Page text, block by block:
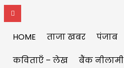
HOME ताजा खबर पंजाब
कविताएँ – लेख बैंक नीलामी